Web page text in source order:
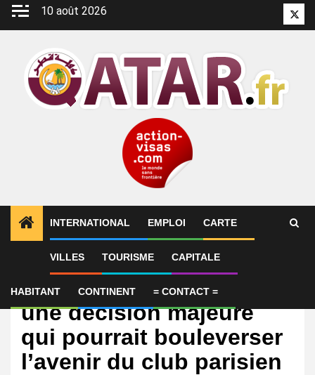
Aller
10 août 2026
INTERNATIONAL EMPLOI CARTE
VILLES TOURISME CAPITALE
HABITANT CONTINENT = CONTACT =
International
PSG : Le Qatar prépare
une décision majeure
qui pourrait bouleverser
l’avenir du club parisien